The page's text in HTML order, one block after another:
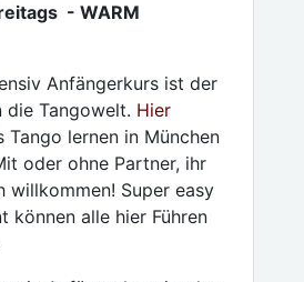
- WARM
Anfängerkurs ist der
die Tangowelt. Hier
Tango lernen in München
oder ohne Partner, ihr
willkommen! Super easy
können alle hier Führen